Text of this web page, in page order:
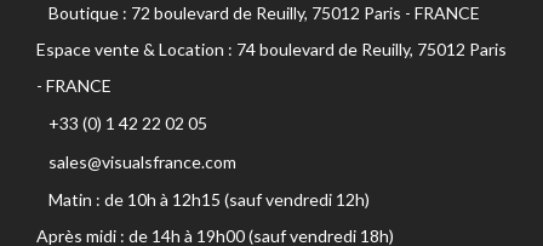
Boutique : 72 boulevard de Reuilly, 75012 Paris - FRANCE
Espace vente & Location : 74 boulevard de Reuilly, 75012 Paris
- FRANCE
+33 (0) 1 42 22 02 05
sales@visualsfrance.com
Matin : de 10h à 12h15 (sauf vendredi 12h)
Après midi : de 14h à 19h00 (sauf vendredi 18h)